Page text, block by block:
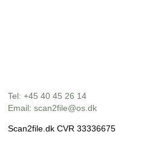
Tel: +45 40 45 26 14
Email: scan2file@os.dk
Scan2file.dk CVR 33336675